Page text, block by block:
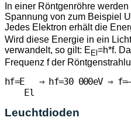
In einer Röntgenröhre
Spannung von zum Beispiel
Jedes Elektron erhält die
Wird diese Energie in ein
verwandelt, so gilt: E El =h*f.
Frequenz f der
hf=E   ⇒ hf=30 000eV ⇒
El
Leuchtdioden